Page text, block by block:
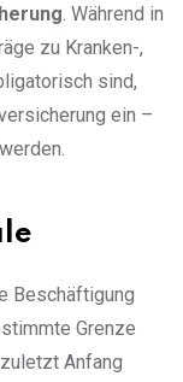
. Während in
zu Kranken-,
sind,
ein –
Beschäftigung
Grenze
Anfang